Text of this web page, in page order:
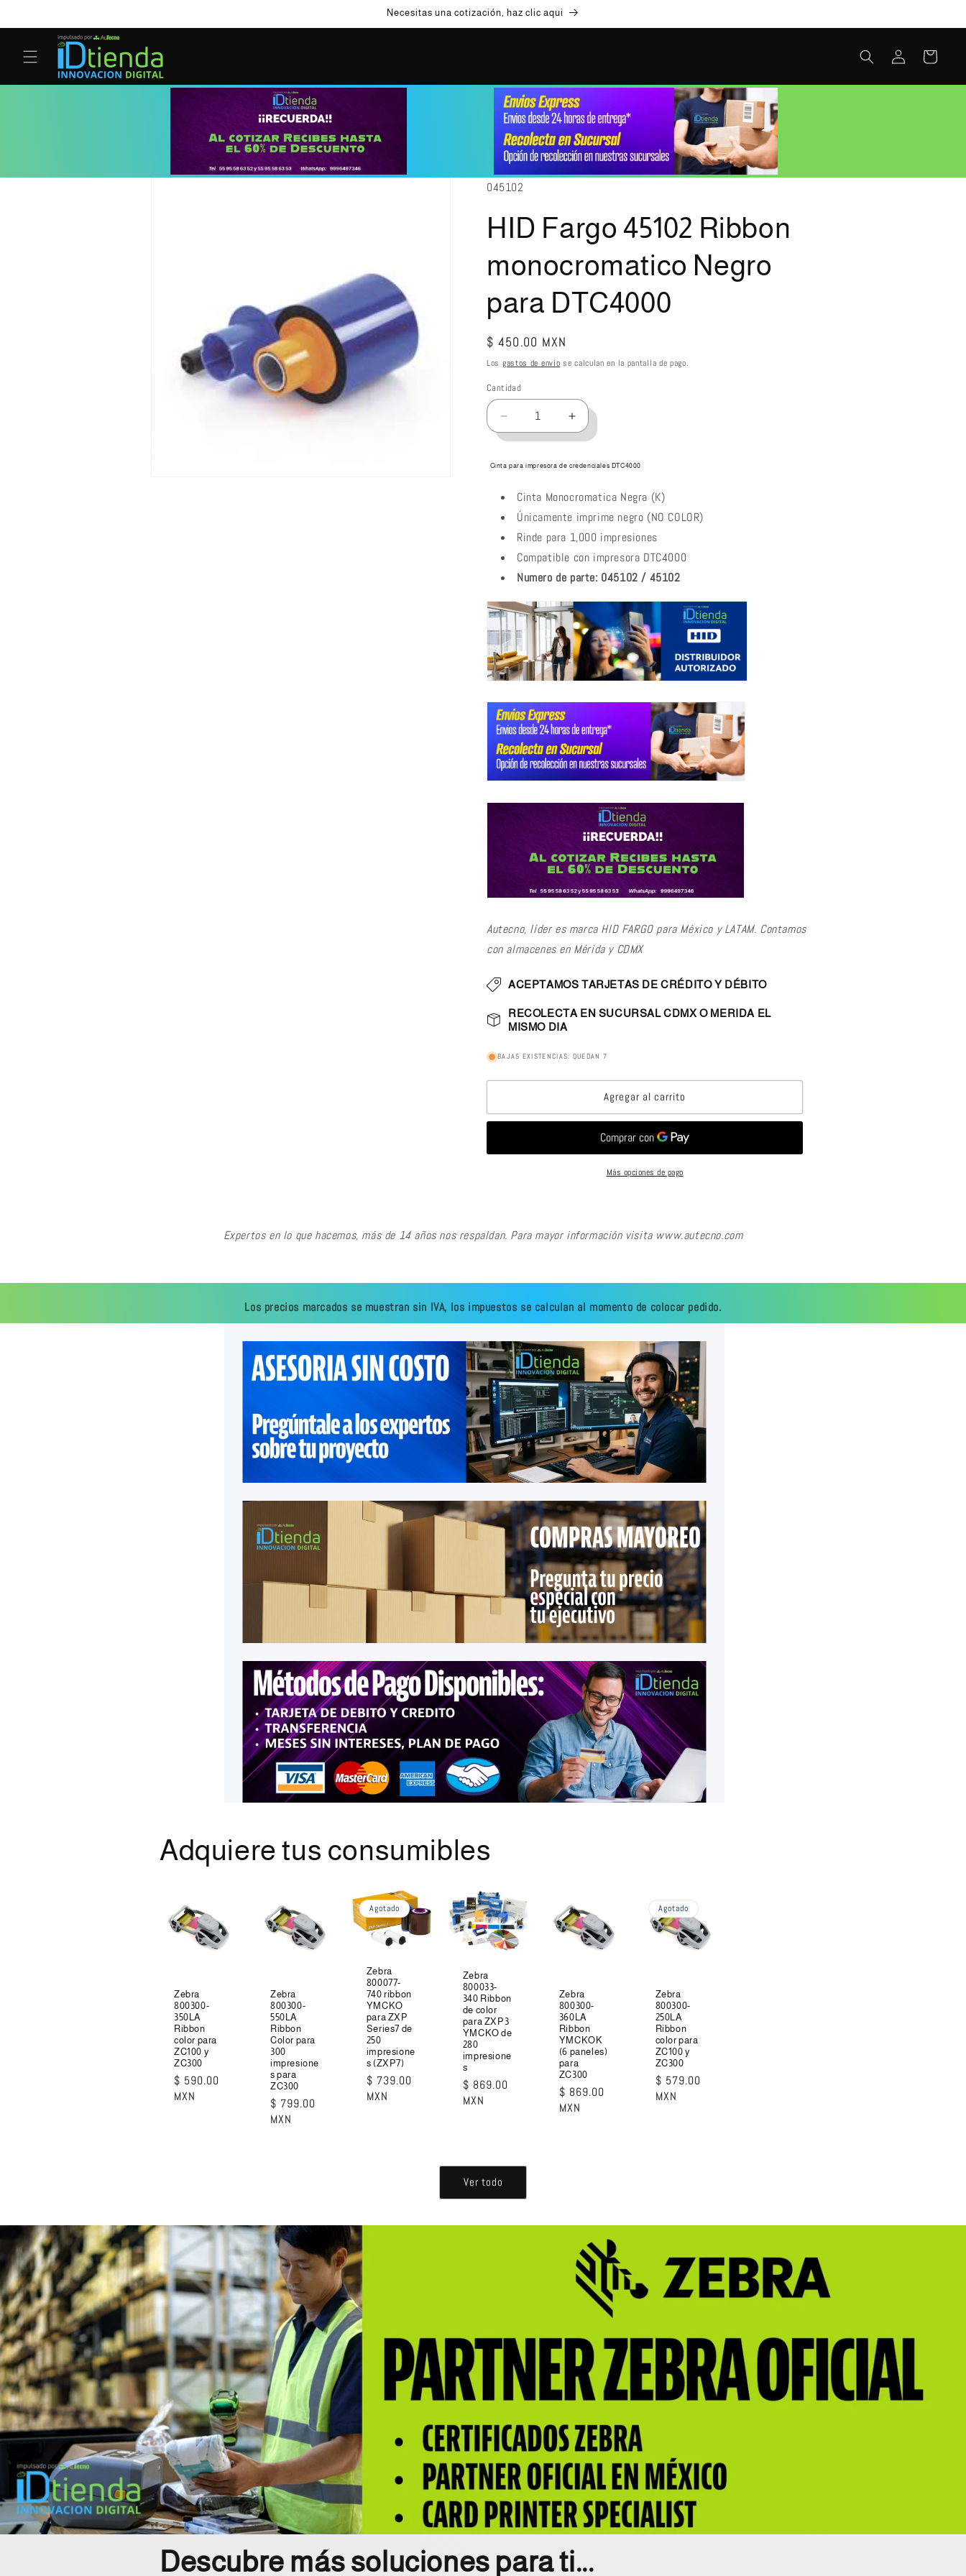
al contenido
Necesitas una cotización, haz clic aqui
sesión
Carrito
directamente
SKU:
045102
HID Fargo 45102 Ribbon
monocromatico Negro
para DTC4000
Precio
habitual
$ 450.00 MXN
Los gastos de envío se calculan en la pantalla de pago.
Cantidad
Reducir
cantidad
HID
45102
Ribbon
monocromatico
Negro
para
DTC4000
Aumentar
cantidad
HID
45102
Ribbon
monocromatico
Negro
para
DTC4000
Cinta para impresora de credenciales DTC4000
Cinta Monocromatica Negra (K)
Únicamente imprime negro (NO COLOR)
Rinde para 1,000 impresiones
Compatible con impresora DTC4000
Numero de parte: 045102 / 45102
Autecno, líder es marca HID FARGO para México y LATAM. Contamos
con almacenes en Mérida y CDMX
ACEPTAMOS TARJETAS DE CRÉDITO Y DÉBITO
RECOLECTA EN SUCURSAL CDMX O MERIDA EL
MISMO DIA
BAJAS EXISTENCIAS: QUEDAN 7
Agregar al carrito
Más opciones de pago
Expertos en lo que hacemos, más de 14 años nos respaldan. Para mayor información visita www.autecno.com
Los precios marcados se muestran sin IVA, los impuestos se calculan al momento de colocar pedido.
Adquiere tus consumibles
Zebra
800300-
350LA
Ribbon
color para
ZC100 y
ZC300
Precio
habitual
$ 590.00
MXN
Zebra
800300-
550LA
Ribbon
Color para
300
impresione
s para
ZC300
Precio
habitual
$ 799.00
MXN
Agotado
Zebra
800077-
740 ribbon
YMCKO
para ZXP
Series7 de
250
impresione
s (ZXP7)
Precio
habitual
$ 739.00
MXN
Zebra
800033-
340 Ribbon
de color
para ZXP3
YMCKO de
280
impresione
s
Precio
habitual
$ 869.00
MXN
Zebra
800300-
360LA
Ribbon
YMCKOK
(6 paneles)
para
ZC300
Precio
habitual
$ 869.00
MXN
Agotado
Zebra
800300-
250LA
Ribbon
color para
ZC100 y
ZC300
Precio
habitual
$ 579.00
MXN
Ver todo
Descubre más soluciones para ti...